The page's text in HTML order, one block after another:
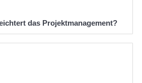
das Projektmanagement?